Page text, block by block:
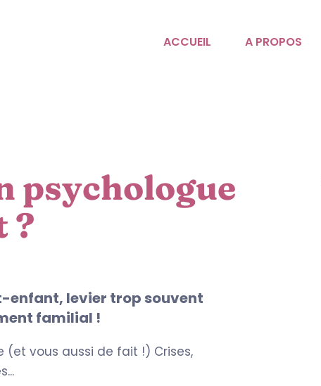
ACCUEIL A PROPOS
psychologue
?
enfant, levier trop souvent
familial !
vous aussi de fait !) Crises,